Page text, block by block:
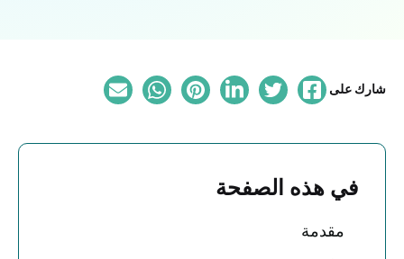
شارك على
في هذه الصفحة
مقدمة